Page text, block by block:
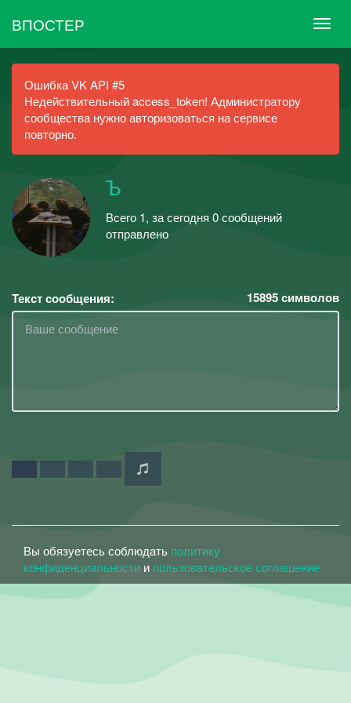
ВПОСТЕР
Ошибка VK API #5
Недействительный access_token! Администратору
сообщества нужно авторизоваться на сервисе
повторно.
Ъ
Всего 1, за сегодня 0 сообщений
отправлено
Текст сообщения: 15895символов
Вы обязуетесь соблюдать политику
конфиденциальности и пользовательское соглашение